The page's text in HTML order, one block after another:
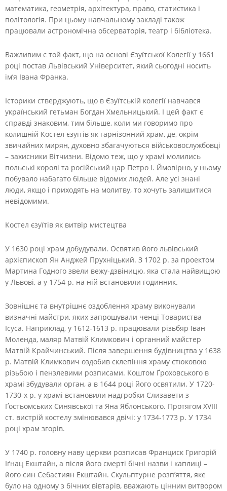
математика, геометрія, архітектура, право, статистика і
політологія. При цьому навчальному закладі також
працювали астрономічна обсерваторія, театр і бібліотека.
Важливим є той факт, що на основі Єзуїтської Колегії у 1661
році постав Львівський Університет, який сьогодні носить
ім’я Івана Франка.
Історики стверджують, що в Єзуїтській колегії навчався
український гетьман Богдан Хмельницький. І цей факт є
справді знаковим, тим більше, коли ми говоримо про
колишній Костел єзуїтів як гарнізонний храм, де, окрім
звичайних мирян, духовно збагачуються військовослужбовці
– захисники Вітчизни. Відомо теж, що у храмі молились
польські королі та російський цар Петро І. Ймовірно, у ньому
побувало набагато більше відомих людей. Але усі знані
люди, якщо і приходять на молитву, то хочуть залишитися
невідомими.
Костел єзуїтів як витвір мистецтва
У 1630 році храм добудували. Освятив його львівський
архієпископ Ян Анджей Прухніцький. З 1702 р. за проектом
Мартина Годного звели вежу-дзвіницю, яка стала найвищою
у Львові, а у 1754 р. на ній встановили годинник.
Зовнішнє та внутрішнє оздоблення храму виконували
визначні майстри, яких запрошували ченці Товариства
Ісуса. Наприклад, у 1612-1613 р. працювали різьбяр Іван
Моленда, маляр Матвій Климкович і органний майстер
Матвій Крайчинський. Після завершення будівництва у 1638
р. Матвій Климкович оздобив склепіння храму стюковою
різьбою і пензлевими розписами. Коштом Ґроховського в
храмі збудували орган, а в 1644 році його освятили. У 1720-
1730-х р. у храмі встановили надгробки Єлизавети з
Ґостьомських Синявської та Яна Яблонського. Протягом XVIII
ст. вистрій костелу змінювався двічі: у 1734-1773 р. У 1734
році храм згорів.
У 1740 р. головну наву церкви розписав Франциск Григорій
Іґнац Екштайн, а після його смерті бічні назви і каплиці –
його син Себастиян Екштайн. Скульптурне розп’яття, яке
було на одному з бічних вівтарів, вважають цінним витвором